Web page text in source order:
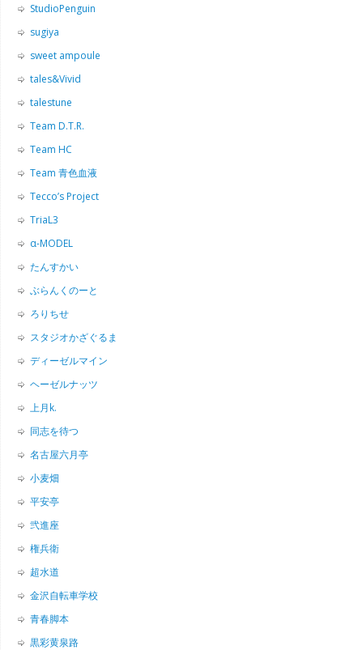
StudioPenguin
sugiya
sweet ampoule
tales&Vivid
talestune
Team D.T.R.
Team HC
Team 青色血液
Tecco’s Project
TriaL3
α-MODEL
たんすかい
ぶらんくのーと
ろりちせ
スタジオかざぐるま
ディーゼルマイン
ヘーゼルナッツ
上月k.
同志を待つ
名古屋六月亭
小麦畑
平安亭
弐進座
権兵衛
超水道
金沢自転車学校
青春脚本
黒彩黄泉路